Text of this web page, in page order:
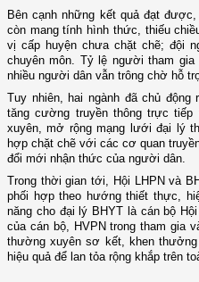
Bên cạnh những kết quả đạt
còn mang tính hình thức, thiếu
vị cấp huyện chưa chặt chẽ; đội
chuyên môn. Tỷ lệ người tham
nhiều người dân vẫn trông chờ hỗ
Tuy nhiên, hai ngành đã chủ
tăng cường truyền thông trực
xuyên, mở rộng mạng lưới đại lý
hợp chặt chẽ với các cơ quan
đổi mới nhận thức của người dân.
Trong thời gian tới, Hội LHPN và
phối hợp theo hướng thiết thực,
năng cho đại lý BHYT là cán bộ
của cán bộ, HVPN trong tham gia
thường xuyên sơ kết, khen
hiệu quả để lan tỏa rộng khắp trên